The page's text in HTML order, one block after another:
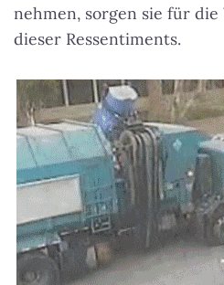
nehmen, sorgen sie für
dieser Ressentiments.